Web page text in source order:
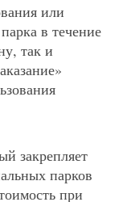
или
в течение
так и
закрепляет
парков
при